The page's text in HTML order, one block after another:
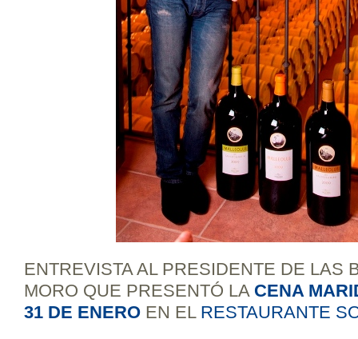
ENTREVISTA AL PRESIDENTE DE LAS
MORO QUE PRESENTÓ LA CENA
31 DE ENERO EN EL RESTAURANTE